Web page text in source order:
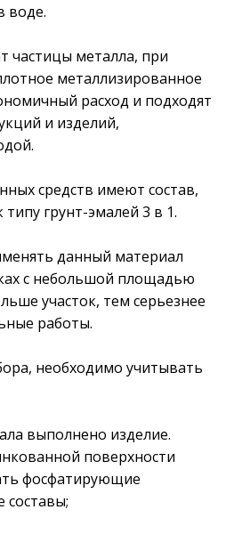
воде.
частицы металла, при
металлизированное
расход и подходят
и изделий,
средств имеют состав,
грунт-эмалей 3 в 1.
данный материал
с небольшой площадью
участок, тем серьезнее
работы.
необходимо учитывать
выполнено изделие.
поверхности
фосфатирующие
составы;